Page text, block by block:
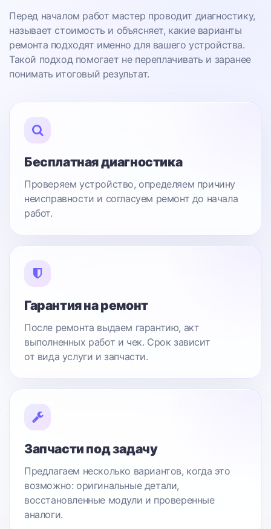
Перед началом работ мастер проводит диагностику,
называет стоимость и объясняет, какие варианты
ремонта подходят именно для вашего устройства.
Такой подход помогает не переплачивать и заранее
понимать итоговый результат.
Бесплатная диагностика
Проверяем устройство, определяем причину
неисправности и согласуем ремонт до начала
работ.
Гарантия на ремонт
После ремонта выдаем гарантию, акт
выполненных работ и чек. Срок зависит
от вида услуги и запчасти.
Запчасти под задачу
Предлагаем несколько вариантов, когда это
возможно: оригинальные детали,
восстановленные модули и проверенные
аналоги.